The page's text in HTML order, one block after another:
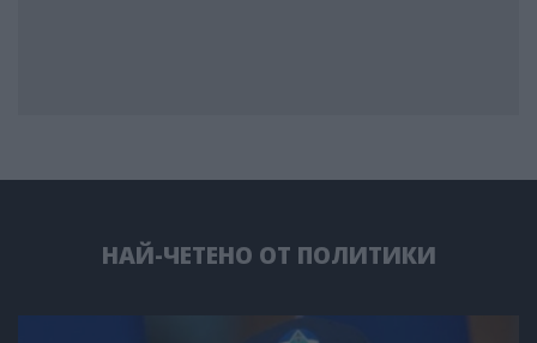
НАЙ-ЧЕТЕНО ОТ ПОЛИТИКИ